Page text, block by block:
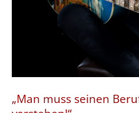
„Man muss seinen